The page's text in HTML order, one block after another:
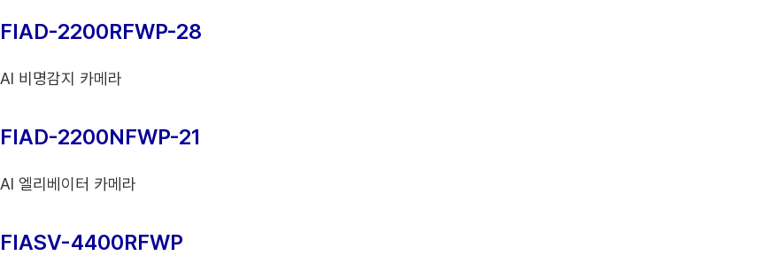
FIAD-2200RFWP-28
AI 비명감지 카메라
FIAD-2200NFWP-21
AI 엘리베이터 카메라
FIASV-4400RFWP